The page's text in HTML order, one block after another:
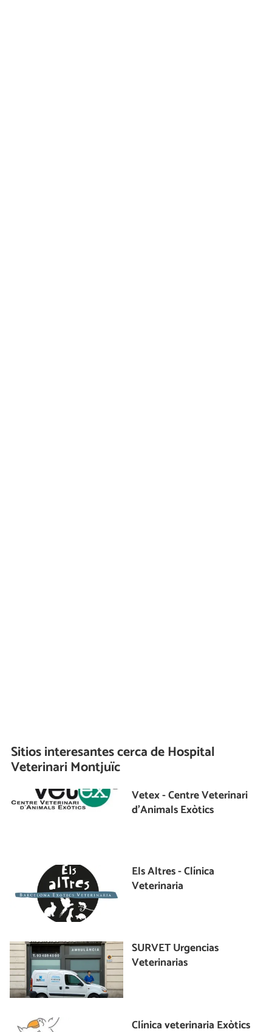
Sitios interesantes cerca deHospital
Veterinari Montjuïc
Vetex - Centre Veterinari
d'Animals Exòtics
Els Altres - Clínica
Veterinaria
SURVET Urgencias
Veterinarias
Clínica veterinaria Exòtics